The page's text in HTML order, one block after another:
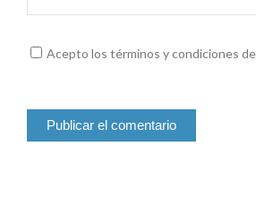
Acepto los términos y condiciones